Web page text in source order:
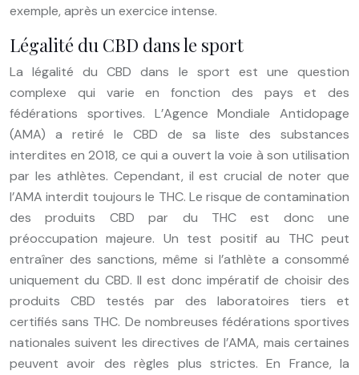
exemple, après un exercice intense.
Légalité du CBD dans le sport
La légalité du CBD dans le sport est une question
complexe qui varie en fonction des pays et des
fédérations sportives. L’Agence Mondiale Antidopage
(AMA) a retiré le CBD de sa liste des substances
interdites en 2018, ce qui a ouvert la voie à son utilisation
par les athlètes. Cependant, il est crucial de noter que
l’AMA interdit toujours le THC. Le risque de contamination
des produits CBD par du THC est donc une
préoccupation majeure. Un test positif au THC peut
entraîner des sanctions, même si l’athlète a consommé
uniquement du CBD. Il est donc impératif de choisir des
produits CBD testés par des laboratoires tiers et
certifiés sans THC. De nombreuses fédérations sportives
nationales suivent les directives de l’AMA, mais certaines
peuvent avoir des règles plus strictes. En France, la